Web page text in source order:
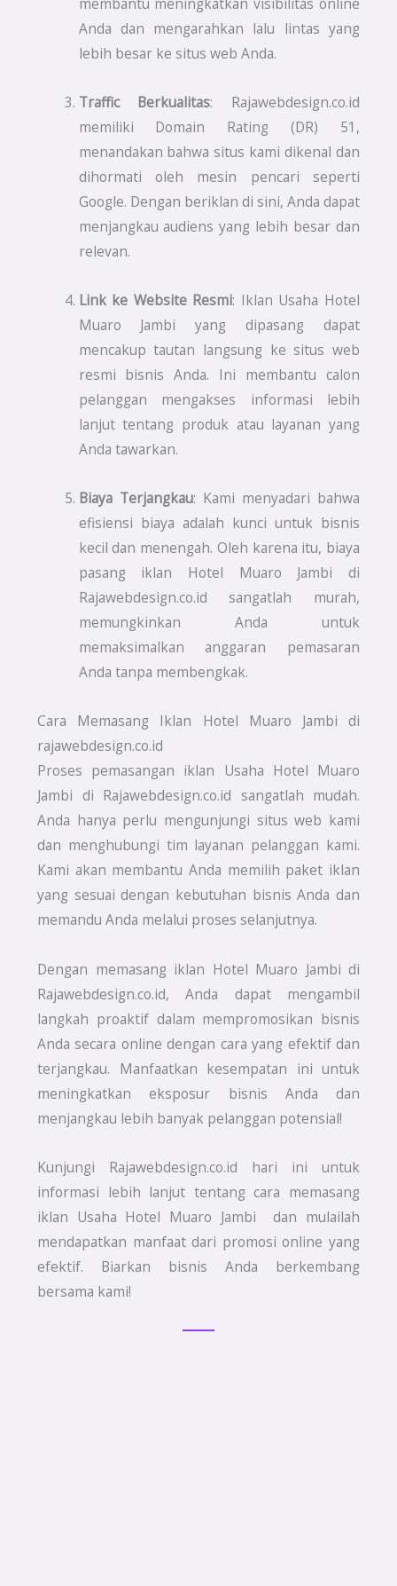
Anda dan mengarahkan lalu lintas yang
lebih besar ke situs web Anda.
Traffic Berkualitas: Rajawebdesign.co.id
memiliki Domain Rating (DR) 51,
menandakan bahwa situs kami dikenal dan
dihormati oleh mesin pencari seperti
Google. Dengan beriklan di sini, Anda dapat
menjangkau audiens yang lebih besar dan
relevan.
Link ke Website Resmi: Iklan Usaha Hotel
Muaro Jambi yang dipasang dapat
mencakup tautan langsung ke situs web
resmi bisnis Anda. Ini membantu calon
pelanggan mengakses informasi lebih
lanjut tentang produk atau layanan yang
Anda tawarkan.
Biaya Terjangkau: Kami menyadari bahwa
efisiensi biaya adalah kunci untuk bisnis
kecil dan menengah. Oleh karena itu, biaya
pasang iklan Hotel Muaro Jambi di
Rajawebdesign.co.id sangatlah murah,
memungkinkan Anda untuk
memaksimalkan anggaran pemasaran
Anda tanpa membengkak.
Cara Memasang Iklan Hotel Muaro Jambi di
rajawebdesign.co.id
Proses pemasangan iklan Usaha Hotel Muaro
Jambi di Rajawebdesign.co.id sangatlah mudah.
Anda hanya perlu mengunjungi situs web kami
dan menghubungi tim layanan pelanggan kami.
Kami akan membantu Anda memilih paket iklan
yang sesuai dengan kebutuhan bisnis Anda dan
memandu Anda melalui proses selanjutnya.
Dengan memasang iklan Hotel Muaro Jambi di
Rajawebdesign.co.id, Anda dapat mengambil
langkah proaktif dalam mempromosikan bisnis
Anda secara online dengan cara yang efektif dan
terjangkau. Manfaatkan kesempatan ini untuk
meningkatkan eksposur bisnis Anda dan
menjangkau lebih banyak pelanggan potensial!
Kunjungi Rajawebdesign.co.id hari ini untuk
informasi lebih lanjut tentang cara memasang
iklan Usaha Hotel Muaro Jambi dan mulailah
mendapatkan manfaat dari promosi online yang
efektif. Biarkan bisnis Anda berkembang
bersama kami!